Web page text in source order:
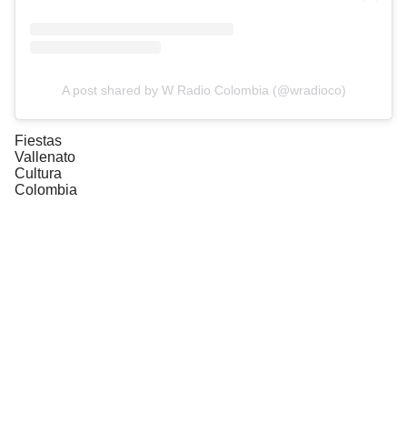
A post shared by W Radio Colombia (@wradioco)
Fiestas
Vallenato
Cultura
Colombia